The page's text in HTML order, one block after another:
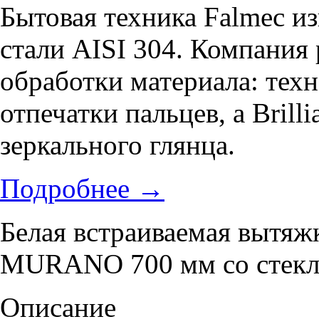
Бытовая техника Falmec
стали AISI 304. Компания
обработки материала:
отпечатки пальцев, а
зеркального глянца.
Подробнее →
Белая встраиваемая
MURANO 700 мм со
Описание